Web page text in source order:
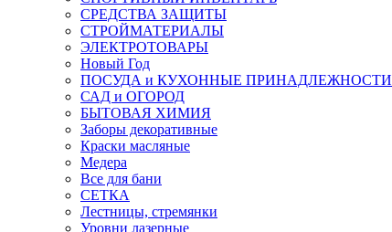
СРЕДСТВА ЗАЩИТЫ
СТРОЙМАТЕРИАЛЫ
ЭЛЕКТРОТОВАРЫ
Новый Год
ПОСУДА и КУХОННЫЕ ПРИНАДЛЕЖНОСТИ
САД и ОГОРОД
БЫТОВАЯ ХИМИЯ
Заборы декоративные
Краски масляные
Медера
Все для бани
СЕТКА
Лестницы, стремянки
Уровни лазерные